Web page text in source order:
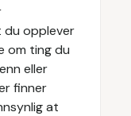
du opplever
om ting du
eller
finner
at